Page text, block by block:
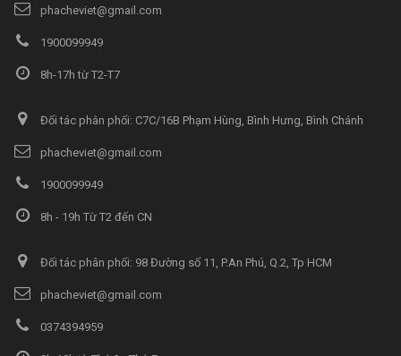
phacheviet@gmail.com
1900099949
8h-17h từ T2-T7
Đối tác phân phối: C7C/16B Phạm Hùng, Bình Hưng, Bình Chánh
phacheviet@gmail.com
1900099949
8h - 19h Từ T2 đến CN
Đối tác phân phối: 98 Đường số 11, P.An Phú, Q.2, Tp HCM
phacheviet@gmail.com
0374394959